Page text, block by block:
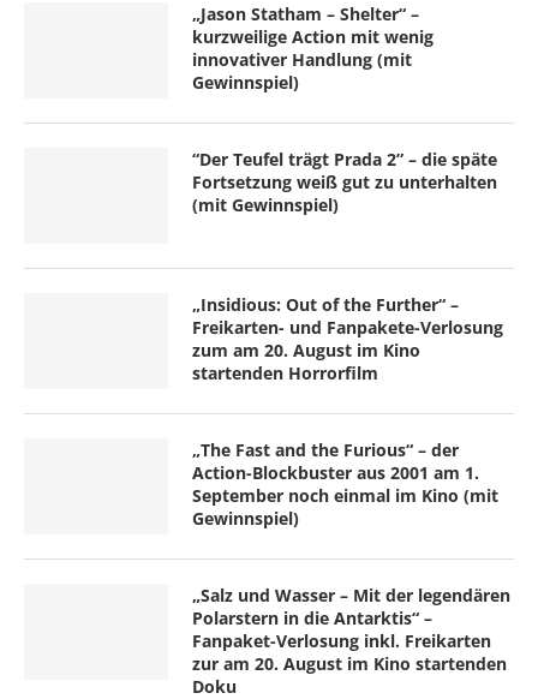
„Jason Statham – Shelter“ –
kurzweilige Action mit wenig
innovativer Handlung (mit
Gewinnspiel)
“Der Teufel trägt Prada 2” – die späte
Fortsetzung weiß gut zu unterhalten
(mit Gewinnspiel)
„Insidious: Out of the Further“ –
Freikarten- und Fanpakete-Verlosung
zum am 20. August im Kino
startenden Horrorfilm
„The Fast and the Furious“ – der
Action-Blockbuster aus 2001 am 1.
September noch einmal im Kino (mit
Gewinnspiel)
„Salz und Wasser – Mit der legendären
Polarstern in die Antarktis“ –
Fanpaket-Verlosung inkl. Freikarten
zur am 20. August im Kino startenden
Doku